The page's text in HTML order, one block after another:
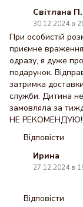
Світлана П.
30.12.2024 в
При особистій
приємне
одразу, я дуже
подарунок.
затримка
служби. Дитина
замовляла за
НЕ
Відповісти
Ирина
27.12.2024 в
Відповісти